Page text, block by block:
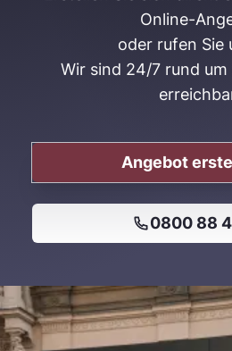
Online-
oder rufen Sie
Wir sind 24/7 rund um
Angebot
0800 88